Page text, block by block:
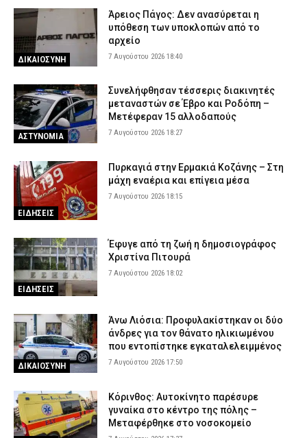
ΔΙΚΑΙΟΣΥΝΗ
Άρειος Πάγος: Δεν ανασύρεται η
υπόθεση των υποκλοπών από το
αρχείο
7 Αυγούστου 2026 18:40
ΑΣΤΥΝΟΜΙΑ
Συνελήφθησαν τέσσερις διακινητές
μεταναστών σε Έβρο και Ροδόπη –
Μετέφεραν 15 αλλοδαπούς
7 Αυγούστου 2026 18:27
ΕΙΔΗΣΕΙΣ
Πυρκαγιά στην Ερμακιά Κοζάνης – Στη
μάχη εναέρια και επίγεια μέσα
7 Αυγούστου 2026 18:15
ΕΙΔΗΣΕΙΣ
Έφυγε από τη ζωή η δημοσιογράφος
Χριστίνα Πιτουρά
7 Αυγούστου 2026 18:02
ΔΙΚΑΙΟΣΥΝΗ
Άνω Λιόσια: Προφυλακίστηκαν οι δύο
άνδρες για τον θάνατο ηλικιωμένου
που εντοπίστηκε εγκαταλελειμμένος
7 Αυγούστου 2026 17:50
Κόρινθος: Αυτοκίνητο παρέσυρε
γυναίκα στο κέντρο της πόλης –
Μεταφέρθηκε στο νοσοκομείο